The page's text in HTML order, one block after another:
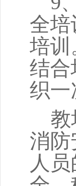
全
培训
结合
织一
教
消
人